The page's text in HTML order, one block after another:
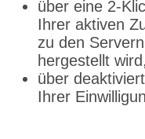
über eine
Ihrer aktiven
zu den
hergestellt
über
Ihrer